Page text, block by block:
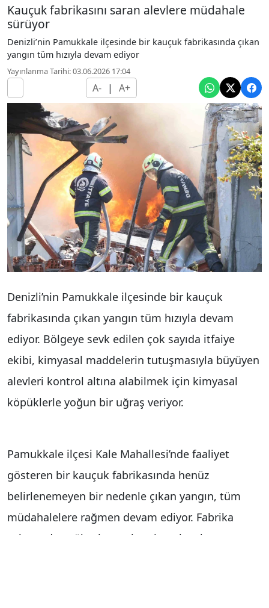
Kauçuk fabrikasını saran alevlere müdahale
sürüyor
Denizli’nin Pamukkale ilçesinde bir kauçuk fabrikasında çıkan
yangın tüm hızıyla devam ediyor
Yayınlanma Tarihi: 03.06.2026 17:04
A- | A+
Denizli’nin Pamukkale ilçesinde bir kauçuk
fabrikasında çıkan yangın tüm hızıyla devam
ediyor. Bölgeye sevk edilen çok sayıda itfaiye
ekibi, kimyasal maddelerin tutuşmasıyla büyüyen
alevleri kontrol altına alabilmek için kimyasal
köpüklerle yoğun bir uğraş veriyor.
Pamukkale ilçesi Kale Mahallesi’nde faaliyet
gösteren bir kauçuk fabrikasında henüz
belirlenemeyen bir nedenle çıkan yangın, tüm
müdahalelere rağmen devam ediyor. Fabrika
sahasından yükselen ve kentin pek çok